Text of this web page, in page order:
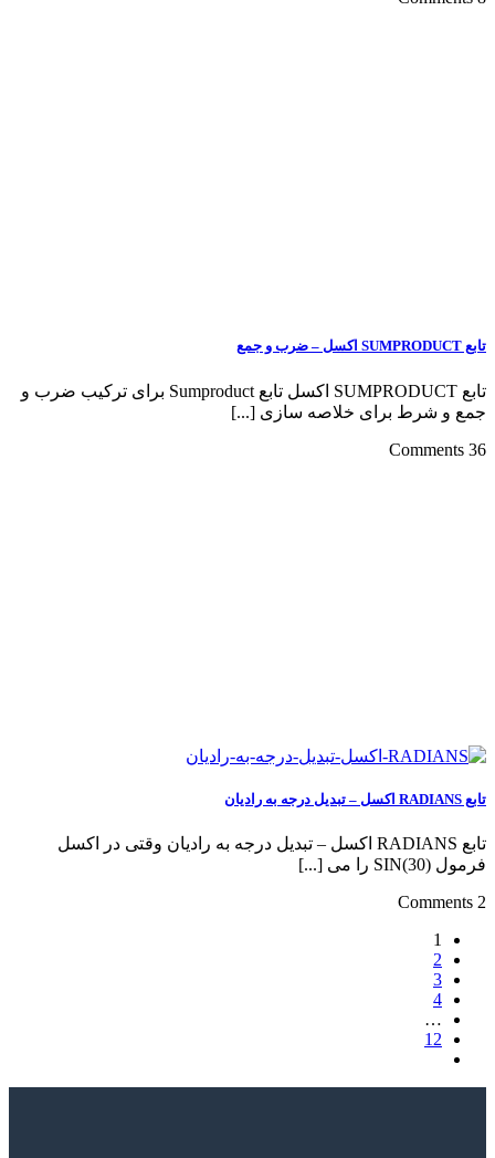
تابع SUMPRODUCT اکسل – ضرب و جمع
تابع SUMPRODUCT اکسل تابع Sumproduct برای ترکیب ضرب و
جمع و شرط برای خلاصه سازی [...]
36 Comments
تابع RADIANS اکسل – تبدیل درجه به رادیان
تابع RADIANS اکسل – تبدیل درجه به رادیان وقتی در اکسل
فرمول SIN(30) را می [...]
2 Comments
1
2
3
4
…
12